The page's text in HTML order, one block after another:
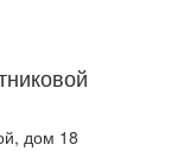
дом 18